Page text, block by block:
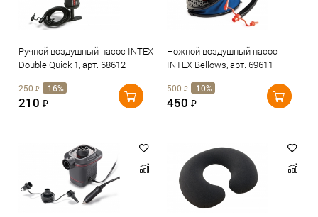
Ручной воздушный насос INTEX
Double Quick 1, арт. 68612
250 ₽ -16%
210 ₽
Ножной воздушный насос
INTEX Bellows, арт. 69611
500 ₽ -10%
450 ₽